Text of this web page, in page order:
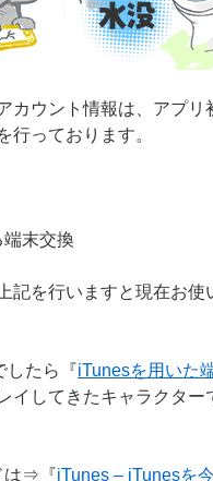
カウント情報は、アプ
行っております。
末交換
記を行いますと現在お使
したら『iTunesを用いた
イしてきたキャラクター
は⇒『iTunes – iTunesを